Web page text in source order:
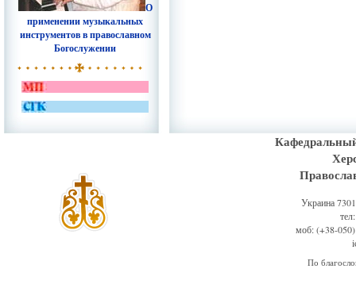
О
применении музыкальных
инструментов в православном
Богослужении
Украина
моб: (+38-
По